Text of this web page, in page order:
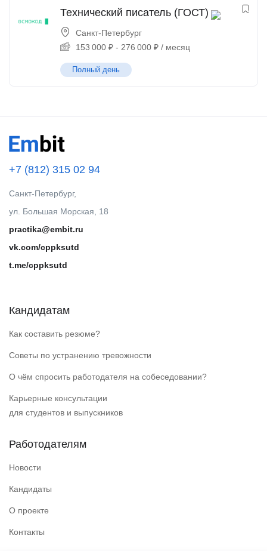
Технический писатель (ГОСТ)
Санкт-Петербург
153 000 ₽ - 276 000 ₽ / месяц
Полный день
+7 (812) 315 02 94
Санкт-Петербург,
ул. Большая Морская, 18
practika@embit.ru
vk.com/cppksutd
t.me/cppksutd
Кандидатам
Как составить резюме?
Советы по устранению тревожности
О чём спросить работодателя на собеседовании?
Карьерные консультации
для студентов и выпускников
Работодателям
Новости
Кандидаты
О проекте
Контакты